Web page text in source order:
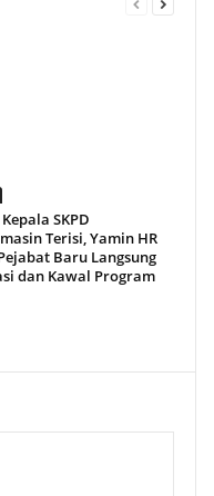
SKPD
Terisi, Yamin HR
Baru Langsung
dan Kawal Program